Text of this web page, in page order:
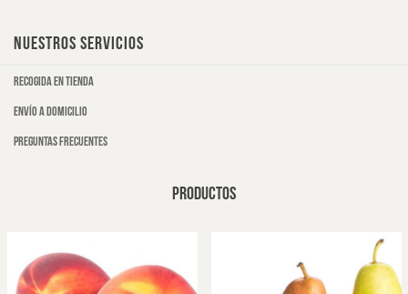
NUESTROS SERVICIOS
Recogida en tienda
Envío a domicilio
Preguntas frecuentes
PRODUCTOS